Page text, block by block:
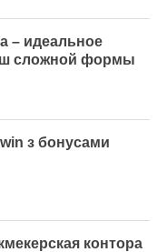
– идеальное
сложной формы
з бонусами
контора